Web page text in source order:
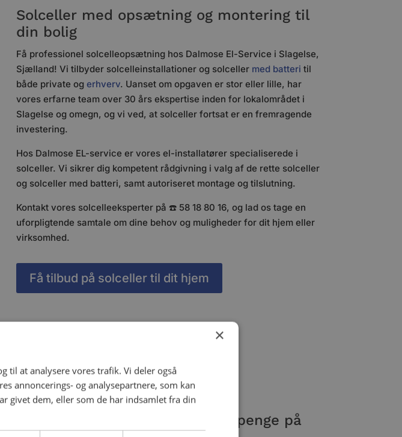
Solceller med opsætning og montering til
din bolig
Få professionel solcelleopsætning hos Dalmose El-Service i Slagelse,
Sjælland! Vi tilbyder solcelleinstallationer og solceller med batteri til
både private og erhverv. Uanset om opgaven er stor eller lille, har
vores erfarne team over 30 års ekspertise inden for lokalområdet i
Slagelse og omegn, og vi ved, at solceller fortsat er en fremragende
investering.
Hos Dalmose EL-service er vores el-installatører specialiserede i
solceller. Vi sikrer dig kompetent rådgivning i valg af de rette solceller
og solceller med batteri, samt autoriseret montage og tilslutning.
Kontakt vores solcelleeksperter på ☎️ 58 18 80 16, og lad os tage en
uforpligtende samtale om dine behov og muligheder for dit hjem eller
virksomhed.
Få tilbud på solceller til dit hjem
Få installeret solceller og spar penge på
×
til at analysere vores trafik. Vi deler også
annoncerings- og analysepartnere, som kan
givet dem, eller som de har indsamlet fra din